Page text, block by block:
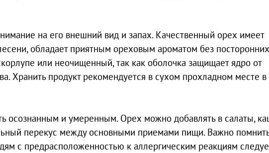
на его внешний вид и запах. Качественный орех имеет
обладает приятным ореховым ароматом без посторонних
или неочищенный, так как оболочка защищает ядро от
Хранить продукт рекомендуется в сухом прохладном месте в
осознанным и умеренным. Орех можно добавлять в салаты,
перекус между основными приемами пищи. Важно
с предрасположенностью к аллергическим реакциям